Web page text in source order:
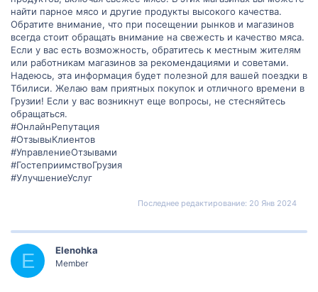
найти парное мясо и другие продукты высокого качества.
Обратите внимание, что при посещении рынков и магазинов
всегда стоит обращать внимание на свежесть и качество мяса.
Если у вас есть возможность, обратитесь к местным жителям
или работникам магазинов за рекомендациями и советами.
Надеюсь, эта информация будет полезной для вашей поездки в
Тбилиси. Желаю вам приятных покупок и отличного времени в
Грузии! Если у вас возникнут еще вопросы, не стесняйтесь
обращаться.
#ОнлайнРепутация
#ОтзывыКлиентов
#УправлениеОтзывами
#ГостеприимствоГрузия
#УлучшениеУслуг
Последнее редактирование: 20 Янв 2024
E Elenohka
Member